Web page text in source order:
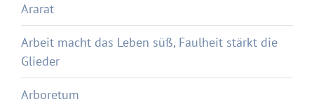
Ararat
Arbeit macht das Leben süß, Faulheit stärkt die
Glieder
Arboretum